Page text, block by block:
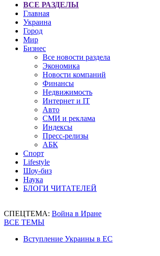
ВСЕ РАЗДЕЛЫ
Главная
Украина
Город
Мир
Бизнес
Все новости раздела
Экономика
Новости компаний
Финансы
Недвижимость
Интернет и IT
Авто
СМИ и реклама
Индексы
Пресс-релизы
АБК
Спорт
Lifestyle
Шоу-биз
Наука
БЛОГИ ЧИТАТЕЛЕЙ
СПЕЦТЕМА: Война в Иране
ВСЕ ТЕМЫ
Вступление Украины в ЕС